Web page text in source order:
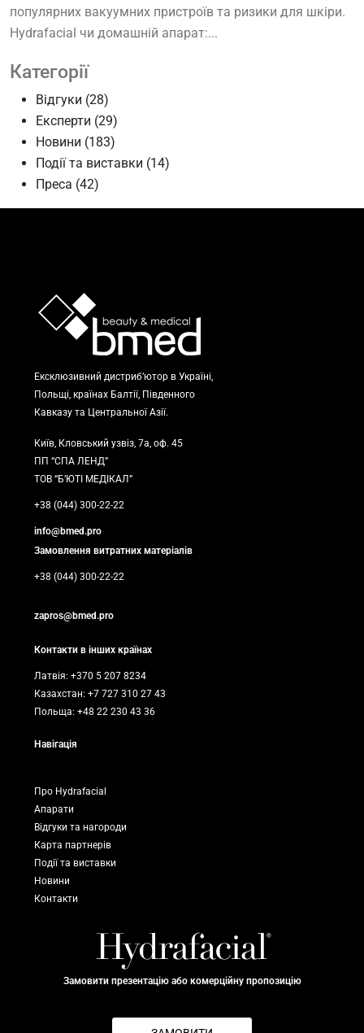
популярних вакуумних пристроїв та ризики для шкіри.
Hydrafacial чи домашній апарат:...
Категорії
Відгуки (28)
Експерти (29)
Новини (183)
Події та виставки (14)
Преса (42)
Ексклюзивний дистриб’ютор в Україні,
Польщі, країнах Балтії, Південного
Кавказу та Центральної Азії.
Київ, Кловський узвіз, 7а, оф. 45
ПП “СПА ЛЕНД”
ТОВ “Б’ЮТІ МЕДІКАЛ”
+38 (044) 300-22-22
info@bmed.pro
Замовлення витратних матеріалів
+38 (044) 300-22-22
zapros@bmed.pro
Контакти в інших країнах
Латвія: +370 5 207 8234
Казахстан: +7 727 310 27 43
Польща: +48 22 230 43 36
Навігація
Про Hydrafacial
Апарати
Відгуки та нагороди
Карта партнерів
Події та виставки
Новини
Контакти
Замовити презентацію або комерційну пропозицію